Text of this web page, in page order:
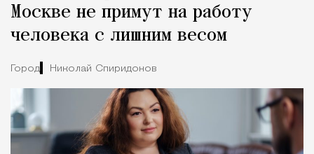
Москве не примут на работу
человека с лишним весом
Город Николай Спиридонов